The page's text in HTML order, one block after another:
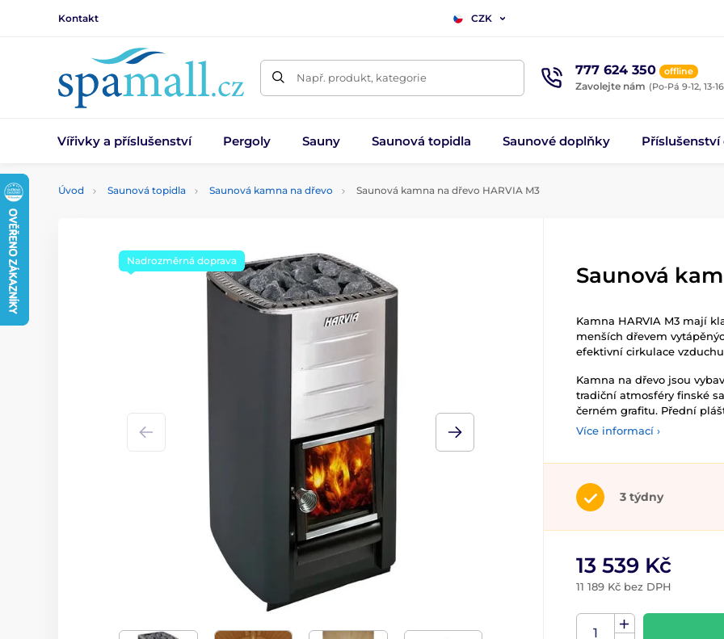
Kontakt CZK
Např. produkt, kategorie 777 624 350 offline
Zavolejte nám (Po-Pá 9-12, 13-
Vířivky a příslušenství Pergoly Sauny Saunová topidla Saunové doplňky Příslušenství
Úvod Saunová topidla Saunová kamna na dřevo Saunová kamna na dřevo HARVIA M3
Nadrozměrná doprava
Saunová
Kamna HARVIA M3 mají
menších dřevem
efektivní cirkulace
Kamna na dřevo jsou
tradiční atmosféry finské
černém grafitu. Přední
Více informací ›
3 týdny
13 539 Kč
11 189 Kč bez DPH